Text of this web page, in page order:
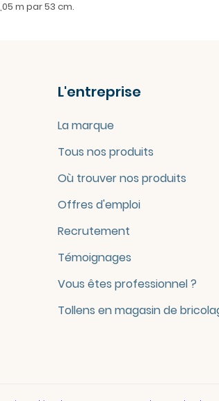
m par 53 cm.
L'entreprise
La marque
Tous nos produits
Où trouver nos produits
Offres d'emploi
Recrutement
Témoignages
Vous êtes professionnel ?
Tollens en magasin de